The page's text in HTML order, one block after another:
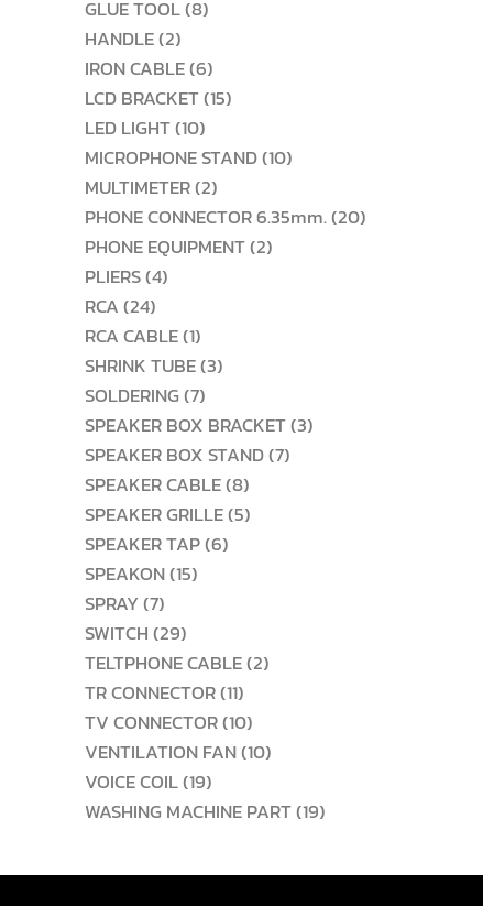
สินค้า
GLUE TOOL 88
HANDLE 22
สินค้า
IRON CABLE 66
สินค้า
LCD BRACKET 1515
LED LIGHT 1010
สินค้า
MICROPHONE STAND 1010
MULTIMETER 22
สินค้า
PHONE CONNECTOR 6.35mm. 2020
PHONE EQUIPMENT 22
PLIERS 44
RCA 2424
สินค้า
RCA CABLE 11
สินค้า
SHRINK TUBE 33
SOLDERING 77
สินค้า
SPEAKER BOX BRACKET 33
SPEAKER BOX STAND 77
SPEAKER CABLE 88
สินค้า
SPEAKER GRILLE 55
SPEAKER TAP 66
SPEAKON 1515
SPRAY 77
สินค้า
SWITCH 2929
สินค้า
TELTPHONE CABLE 22
TR CONNECTOR 1111
สินค้า
TV CONNECTOR 1010
สินค้า
VENTILATION FAN 1010
VOICE COIL 1919
สินค้า
WASHING MACHINE PART 1919